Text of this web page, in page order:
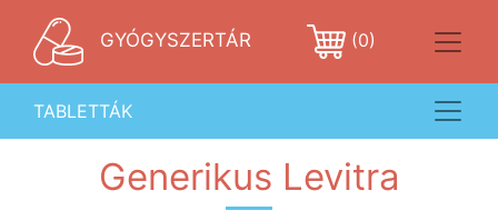
GYÓGYSZERTÁR (0)
TABLETTÁK
Generikus Levitra